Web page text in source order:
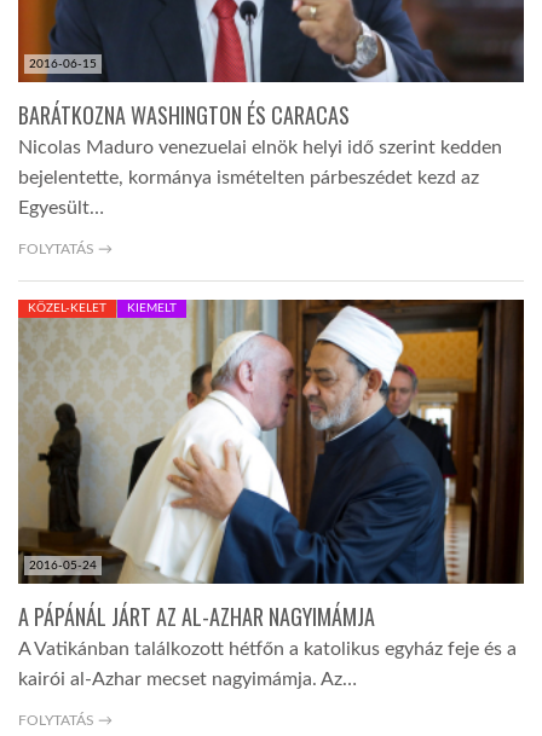
2016-06-15
BARÁTKOZNA WASHINGTON ÉS CARACAS
Nicolas Maduro venezuelai elnök helyi idő szerint kedden
bejelentette, kormánya ismételten párbeszédet kezd az
Egyesült…
FOLYTATÁS →
2016-05-24
KÖZEL-KELET KIEMELT
A PÁPÁNÁL JÁRT AZ AL-AZHAR NAGYIMÁMJA
A Vatikánban találkozott hétfőn a katolikus egyház feje és a
kairói al-Azhar mecset nagyimámja. Az…
FOLYTATÁS →